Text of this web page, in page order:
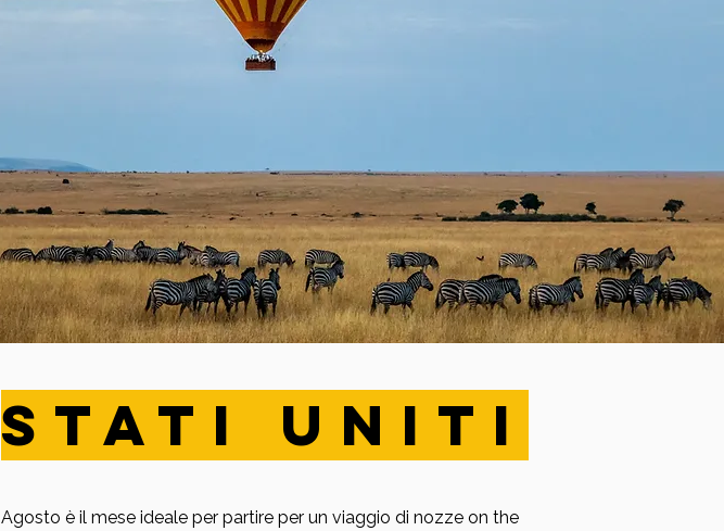
STATI UNITI
Agosto è il mese ideale per partire per un viaggio di nozze on the